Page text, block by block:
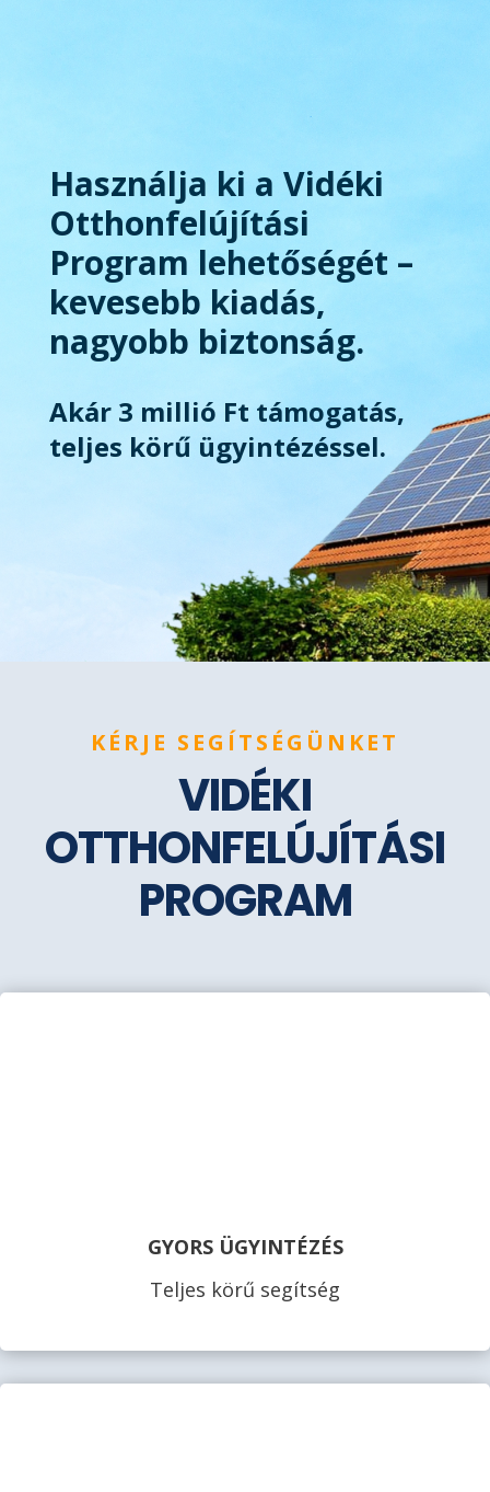
Használja ki a Vidéki
Otthonfelújítási
Program lehetőségét –
kevesebb kiadás,
nagyobb biztonság.
Akár 3 millió Ft támogatás,
teljes körű ügyintézéssel.
KÉRJE SEGÍTSÉGÜNKET
VIDÉKI
OTTHONFELÚJÍTÁSI
PROGRAM
GYORS ÜGYINTÉZÉS
Teljes körű segítség